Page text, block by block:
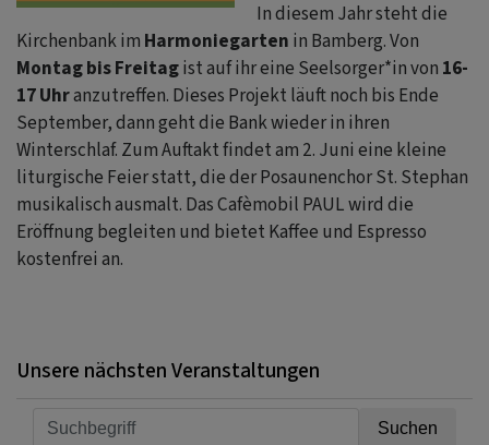
In diesem Jahr steht die
Kirchenbank im Harmoniegarten in Bamberg. Von
Montag bis Freitagist auf ihr eine Seelsorger*in von 16-
17 Uhranzutreffen. Dieses Projekt läuft noch bis Ende
September, dann geht die Bank wieder in ihren
Winterschlaf. Zum Auftakt findet am 2. Juni eine kleine
liturgische Feier statt, die der Posaunenchor St. Stephan
musikalisch ausmalt. Das Cafèmobil PAUL wird die
Eröffnung begleiten und bietet Kaffee und Espresso
kostenfrei an.
Unsere nächsten Veranstaltungen